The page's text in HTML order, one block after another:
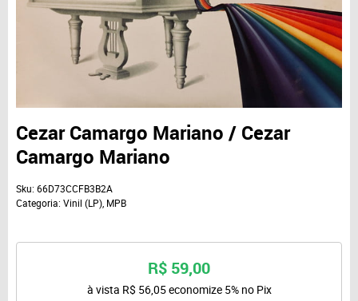
Cezar Camargo Mariano / Cezar
Camargo Mariano
Sku: 66D73CCFB3B2A
Categoria: Vinil (LP), MPB
R$ 59,00
à vista R$ 56,05economize 5% no Pix